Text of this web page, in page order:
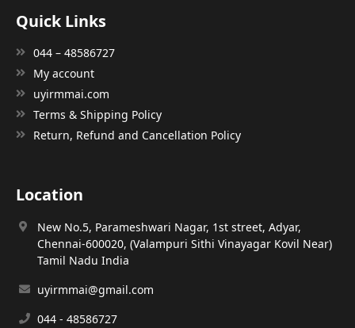
Quick Links
044 – 48586727
My account
uyirmmai.com
Terms & Shipping Policy
Return, Refund and Cancellation Policy
Location
New No.5, Parameshwari Nagar, 1st street, Adyar,
Chennai-600020, (Valampuri Sithi Vinayagar Kovil Near)
Tamil Nadu India
uyirmmai@gmail.com
044 - 48586727